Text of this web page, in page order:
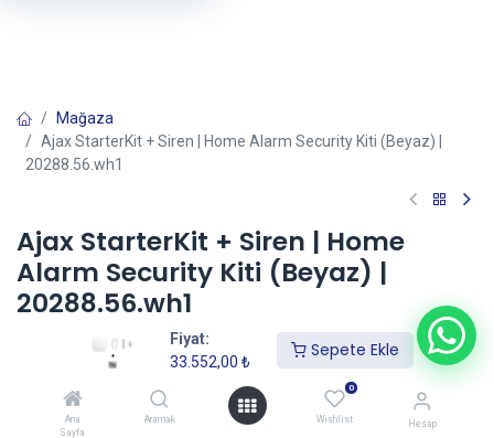
Fiyat:
33.552,00 ₺
Sepete Ekle
Ana
Sayfa
Aramak
0
Wishlist Hesap
Mağaza
Ajax StarterKit + Siren | Home Alarm Security Kiti (Beyaz) |
20288.56.wh1
Ajax StarterKit + Siren | Home
Alarm Security Kiti (Beyaz) |
20288.56.wh1
(0 incele)
33.552,00